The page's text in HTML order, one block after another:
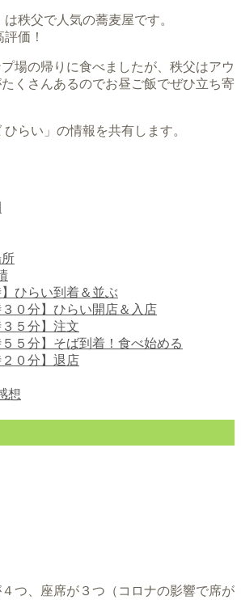
は秩父で人気の蕎麦屋です。
価！
場の帰りに食べましたが、秩父はアウ
たくさんあるのでお昼ご飯でぜひ立ち寄
らい」の情報を共有します。
】ひらい到着＆並ぶ
３０分】ひらい開店＆入店
３５分】注文
５５分】そば到着！食べ始める
２０分】退店
想
４つ、座席が３つ（コロナの影響で席が